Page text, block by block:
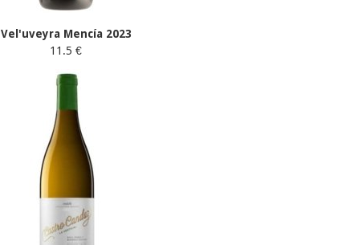
Vel'uveyra Mencía 2023
11.5 €